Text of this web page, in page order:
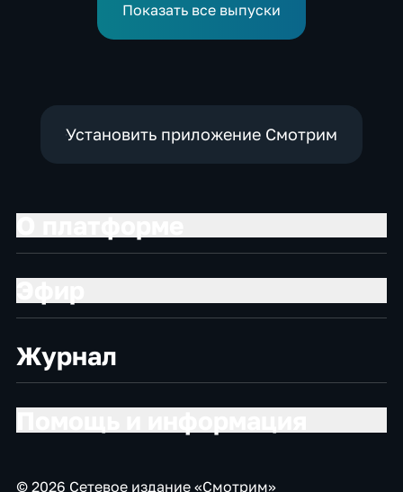
экономического форума
и Российско-киргизской
межрегиональной
Показать все выпуски
Установить приложение Смотрим
Журнал
© 2026 Сетевое издание «Смотрим»